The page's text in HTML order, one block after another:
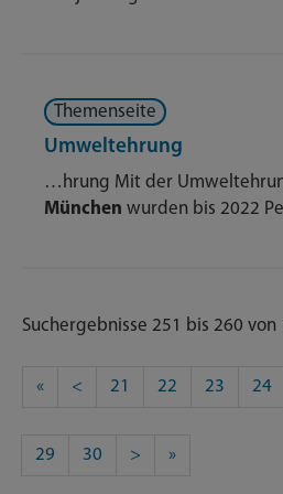
Themenseite
Umweltehrung
…hrung Mit der
München wurden bis 2022
Suchergebnisse 251 bis 260 von
« < 21 22 23 24
29 30 > »